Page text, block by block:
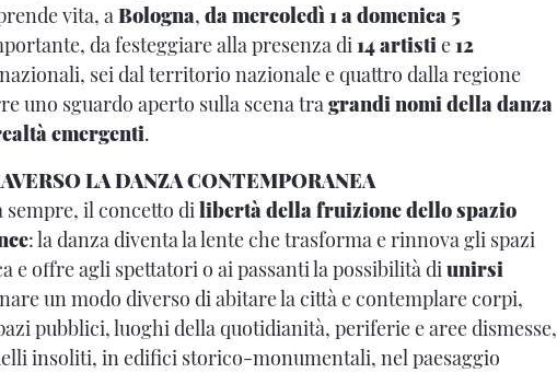
vita, aBologna, da mercoledì 1 a domenica 5
da festeggiare alla presenza di14 artistie12
sei dal territorio nazionale e quattro dalla regione
uno sguardo aperto sulla scena tragrandi nomi della danza
emergenti.
LA DANZA CONTEMPORANEA
sempre, il concetto dilibertà della fruizione dello spazio
: la danza diventa la lente che trasforma e rinnova gli spazi
e offre agli spettatori o ai passanti la possibilità diunirsi
un modo diverso di abitare la città e contemplare corpi,
pubblici, luoghi della quotidianità, periferie e aree dismesse,
insoliti, in edifici storico-monumentali, nel paesaggio